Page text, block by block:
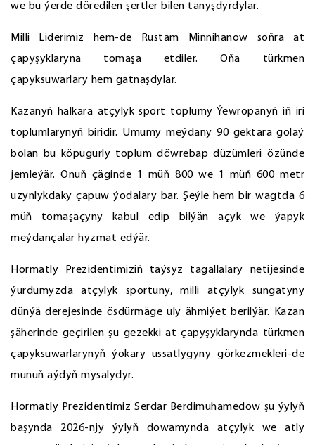
we bu ýerde döredilen şertler bilen tanyşdyrdylar.
Milli Liderimiz hem-de Rustam Minnihanow soňra at
çapyşyklaryna tomaşa etdiler. Oňa türkmen
çapyksuwarlary hem gatnaşdylar.
Kazanyň halkara atçylyk sport toplumy Ýewropanyň iň iri
toplumlarynyň biridir. Umumy meýdany 90 gektara golaý
bolan bu köpugurly toplum döwrebap düzümleri özünde
jemleýär. Onuň çäginde 1 müň 800 we 1 müň 600 metr
uzynlykdaky çapuw ýodalary bar. Şeýle hem bir wagtda 6
müň tomaşaçyny kabul edip bilýän açyk we ýapyk
meýdançalar hyzmat edýär.
Hormatly Prezidentimiziň taýsyz tagallalary netijesinde
ýurdumyzda atçylyk sportuny, milli atçylyk sungatyny
dünýä derejesinde ösdürmäge uly ähmiýet berilýär. Kazan
şäherinde geçirilen şu gezekki at çapyşyklarynda türkmen
çapyksuwarlarynyň ýokary ussatlygyny görkezmekleri-de
munuň aýdyň mysalydyr.
Hormatly Prezidentimiz Serdar Berdimuhamedow şu ýylyň
başynda 2026-njy ýylyň dowamynda atçylyk we atly